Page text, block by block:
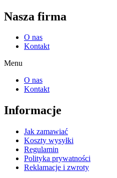
Nasza firma
O nas
Kontakt
Menu
O nas
Kontakt
Informacje
Jak zamawiać
Koszty wysyłki
Regulamin
Polityka prywatności
Reklamacje i zwroty